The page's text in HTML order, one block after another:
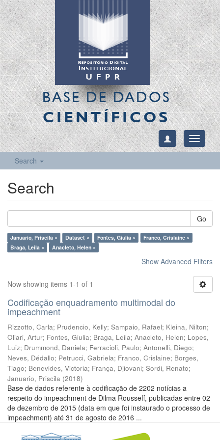
BASE DE DADOS
CIENTÍFICOS
Toggle
Search
Search
Go
Januario, Priscila × Dataset × Fontes, Giulia ×
Franco, Crislaine ×
Braga, Leila ×
Anacleto, Helen ×
Show Advanced Filters
Now showing items 1-1 of 1
Codificação enquadramento multimodal do
impeachment
Rizzotto, Carla; Prudencio, Kelly; Sampaio, Rafael; Kleina, Nilton;
Oliari, Artur; Fontes, Giulia; Braga, Leila; Anacleto, Helen; Lopes,
Luiz; Drummond, Daniela; Ferracioli, Paulo; Antonelli, Diego;
Neves, Dédallo; Petrucci, Gabriela; Franco, Crislaine; Borges,
Tiago; Benevides, Victoria; França, Djiovani; Sordi, Renato;
Januario, Priscila (2018)
Base de dados referente à codificação de 2202 notícias a
respeito do impeachment de Dilma Rousseff, publicadas entre 02
de dezembro de 2015 (data em que foi instaurado o processo de
impeachment) até 31 de agosto de 2016 ...